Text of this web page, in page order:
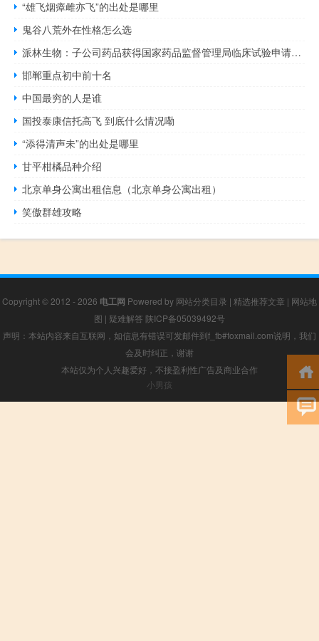
“雄飞烟瘴雌亦飞”的出处是哪里
鬼谷八荒外在性格怎么选
派林生物：子公司药品获得国家药品监督管理局临床试验申请和补充申请受理通知书
邯郸重点初中前十名
中国最穷的人是谁
国投泰康信托高飞 到底什么情况嘞
“添得清声未”的出处是哪里
甘平柑橘品种介绍
北京单身公寓出租信息（北京单身公寓出租）
笑傲群雄攻略
Copyright © 2012 - 2026 电工网 Powered by 网站分类目录 | 精选推荐文章 | 网站地
图 | 疑难解答 陕ICP备05039492号
声明：本站内容来自互联网，如信息有错误可发邮件到f_fb#foxmail.com说明，我们
会及时纠正，谢谢
本站仅为个人兴趣爱好，不接盈利性广告及商业合作
小男孩